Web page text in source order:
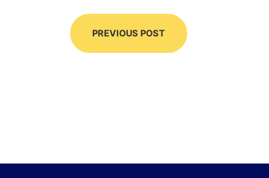
PREVIOUS POST